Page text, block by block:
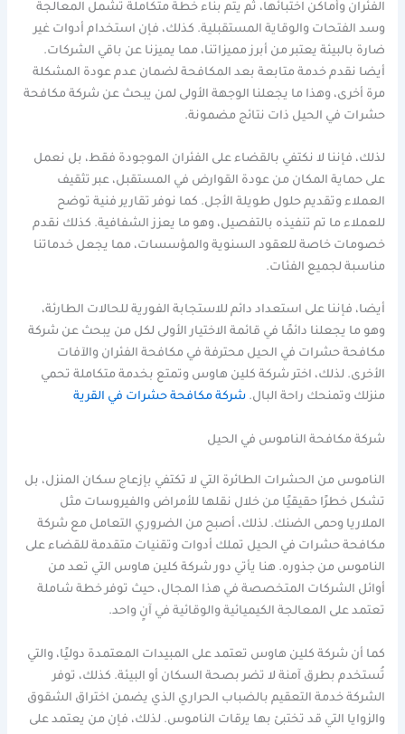
الفئران وأماكن اختبائها، ثم يتم بناء خطة متكاملة تشمل المعالجة
وسد الفتحات والوقاية المستقبلية. كذلك، فإن استخدام أدوات غير
ضارة بالبيئة يعتبر من أبرز مميزاتنا، مما يميزنا عن باقي الشركات.
أيضا نقدم خدمة متابعة بعد المكافحة لضمان عدم عودة المشكلة
مرة أخرى، وهذا ما يجعلنا الوجهة الأولى لمن يبحث عن شركة مكافحة
حشرات في الحيل ذات نتائج مضمونة.
لذلك، فإننا لا نكتفي بالقضاء على الفئران الموجودة فقط، بل نعمل
على حماية المكان من عودة القوارض في المستقبل، عبر تثقيف
العملاء وتقديم حلول طويلة الأجل. كما نوفر تقارير فنية توضح
للعملاء ما تم تنفيذه بالتفصيل، وهو ما يعزز الشفافية. كذلك نقدم
خصومات خاصة للعقود السنوية والمؤسسات، مما يجعل خدماتنا
مناسبة لجميع الفئات.
أيضا، فإننا على استعداد دائم للاستجابة الفورية للحالات الطارئة،
وهو ما يجعلنا دائمًا في قائمة الاختيار الأولى لكل من يبحث عن شركة
مكافحة حشرات في الحيل محترفة في مكافحة الفئران والآفات
الأخرى. لذلك، اختر شركة كلين هاوس وتمتع بخدمة متكاملة تحمي
منزلك وتمنحك راحة البال.شركة مكافحة حشرات في القرية
شركة مكافحة الناموس في الحيل
الناموس من الحشرات الطائرة التي لا تكتفي بإزعاج سكان المنزل، بل
تشكل خطرًا حقيقيًا من خلال نقلها للأمراض والفيروسات مثل
الملاريا وحمى الضنك. لذلك، أصبح من الضروري التعامل مع شركة
مكافحة حشرات في الحيل تملك أدوات وتقنيات متقدمة للقضاء على
الناموس من جذوره. هنا يأتي دور شركة كلين هاوس التي تعد من
أوائل الشركات المتخصصة في هذا المجال، حيث توفر خطة شاملة
تعتمد على المعالجة الكيميائية والوقائية في آنٍ واحد.
كما أن شركة كلين هاوس تعتمد على المبيدات المعتمدة دوليًا، والتي
تُستخدم بطرق آمنة لا تضر بصحة السكان أو البيئة. كذلك، توفر
الشركة خدمة التعقيم بالضباب الحراري الذي يضمن اختراق الشقوق
والزوايا التي قد تختبئ بها يرقات الناموس. لذلك، فإن من يعتمد على